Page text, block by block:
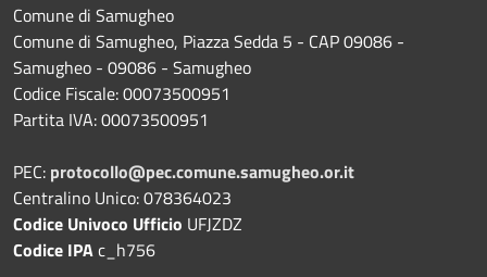
Comune di Samugheo
Comune di Samugheo, Piazza Sedda 5 - CAP 09086 -
Samugheo - 09086 - Samugheo
Codice Fiscale: 00073500951
Partita IVA: 00073500951
PEC: protocollo@pec.comune.samugheo.or.it
Centralino Unico: 078364023
Codice Univoco Ufficio UFJZDZ
Codice IPAc_h756